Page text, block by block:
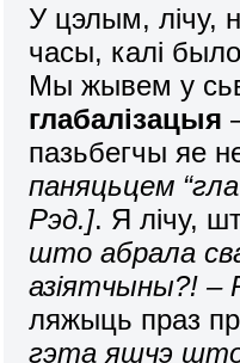
У цэлым, лічу,
часы, калі
Мы жывем у
глабалізацыя
пазьбегчы яе
паняцьцем
Рэд.]. Я лічу,
што абрала
азіятчыны?! –
ляжыць праз
гэта яшчэ што